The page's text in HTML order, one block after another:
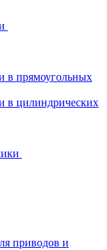
в прямоугольных
в цилиндрических
приводов и